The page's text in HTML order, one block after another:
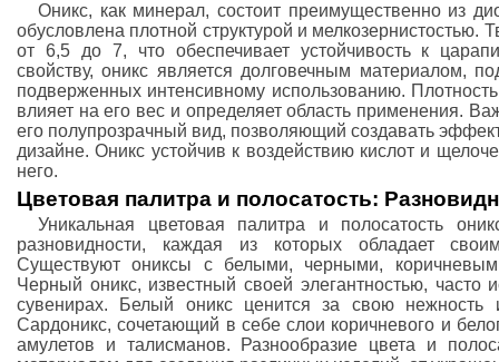
Оникс, как минерал, состоит преимущественно из
обусловлена плотной структурой и мелкозернистостью.
от 6,5 до 7, что обеспечивает устойчивость к
свойству, оникс является долговечным материалом,
подверженных интенсивному использованию.
влияет на его вес и определяет область применения.
его полупрозрачный вид, позволяющий создавать
дизайне. Оникс устойчив к воздействию кислот и
него.
Цветовая палитра и полосатость:
Уникальная цветовая палитра и полосатость
разновидности, каждая из которых обладает
Существуют ониксы с белыми, черными,
Черный оникс, известный своей элегантностью, часто
сувенирах. Белый оникс ценится за свою нежность
Сардоникс, сочетающий в себе слои коричневого и
амулетов и талисманов. Разнообразие цвета и